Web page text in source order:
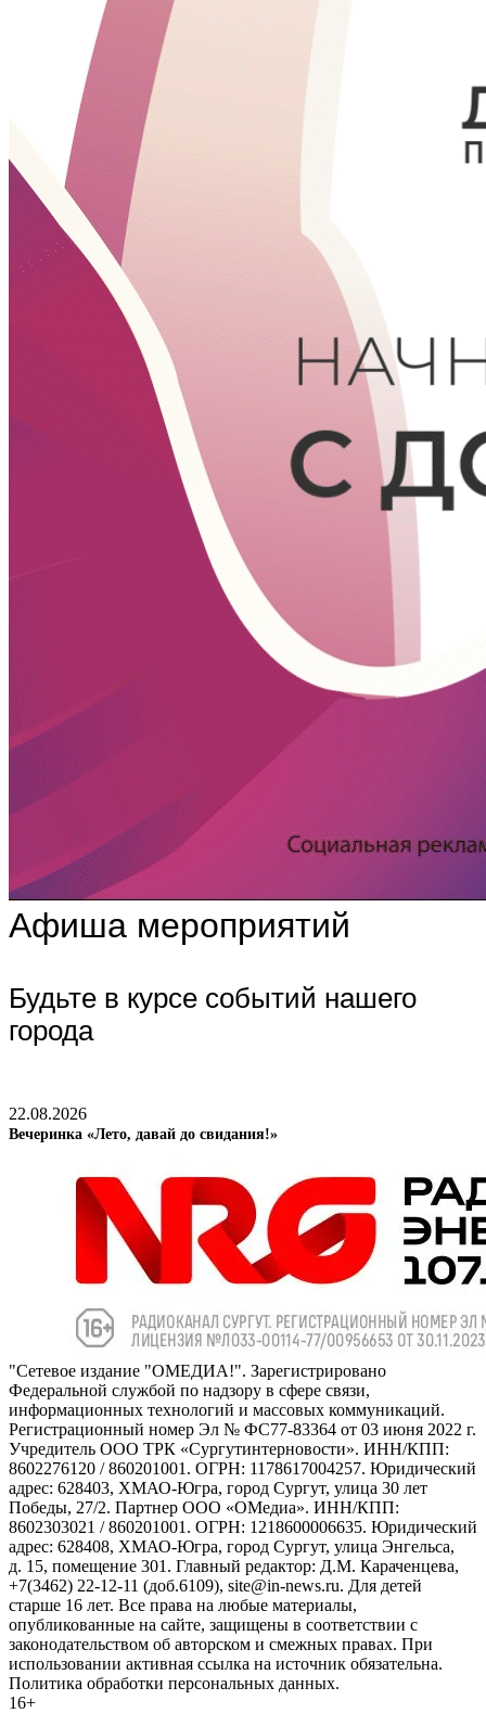
Афиша мероприятий
Будьте в курсе событий нашего
города
22.08.2026
Вечеринка «Лето, давай до свидания!»
"Сетевое издание "ОМЕДИА!". Зарегистрировано
Федеральной службой по надзору в сфере связи,
информационных технологий и массовых коммуникаций.
Регистрационный номер Эл № ФС77-83364 от 03 июня 2022 г.
Учредитель ООО ТРК «Сургутинтерновости». ИНН/КПП:
8602276120 / 860201001. ОГРН: 1178617004257. Юридический
адрес: 628403, ХМАО-Югра, город Сургут, улица 30 лет
Победы, 27/2. Партнер ООО «ОМедиа». ИНН/КПП:
8602303021 / 860201001. ОГРН: 1218600006635. Юридический
адрес: 628408, ХМАО-Югра, город Сургут, улица Энгельса,
д. 15, помещение 301. Главный редактор: Д.М. Караченцева,
+7(3462) 22-12-11 (доб.6109), site@in-news.ru. Для детей
старше 16 лет. Все права на любые материалы,
опубликованные на сайте, защищены в соответствии с
законодательством об авторском и смежных правах. При
использовании активная ссылка на источник обязательна.
Политика обработки персональных данных.
16+